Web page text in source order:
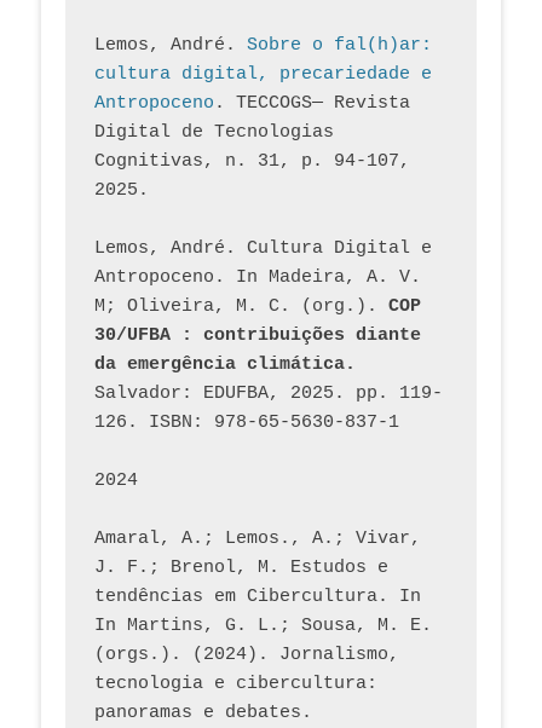
Lemos, André. Sobre o fal(h)ar:
cultura digital, precariedade e
Antropoceno . TECCOGS— Revista
Digital de Tecnologias
Cognitivas, n. 31, p. 94-107,
2025.
Lemos, André. Cultura Digital e
Antropoceno. In Madeira, A. V.
M; Oliveira, M. C. (org.). COP
30/UFBA : contribuições diante
da emergência climática.
Salvador: EDUFBA, 2025. pp. 119-
126. ISBN: 978-65-5630-837-1
2024
Amaral, A.; Lemos., A.; Vivar,
J. F.; Brenol, M. Estudos e
tendências em Cibercultura. In
In Martins, G. L.; Sousa, M. E.
(orgs.). (2024). Jornalismo,
tecnologia e cibercultura:
panoramas e debates.